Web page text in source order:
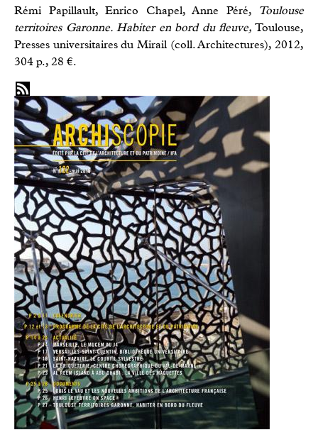
Rémi Papillault, Enrico Chapel, Anne Péré,
Toulouse
territoires Garonne. Habiter en bord du fleuve, Toulouse,
Presses universitaires du Mirail (coll. Architectures), 2012,
304 p., 28 €.